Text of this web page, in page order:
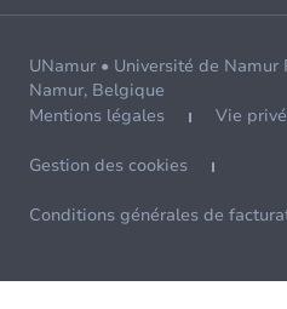
UNamur • Université de
Namur, Belgique
Mentions légales
Vie
Gestion des cookies
Conditions générales de